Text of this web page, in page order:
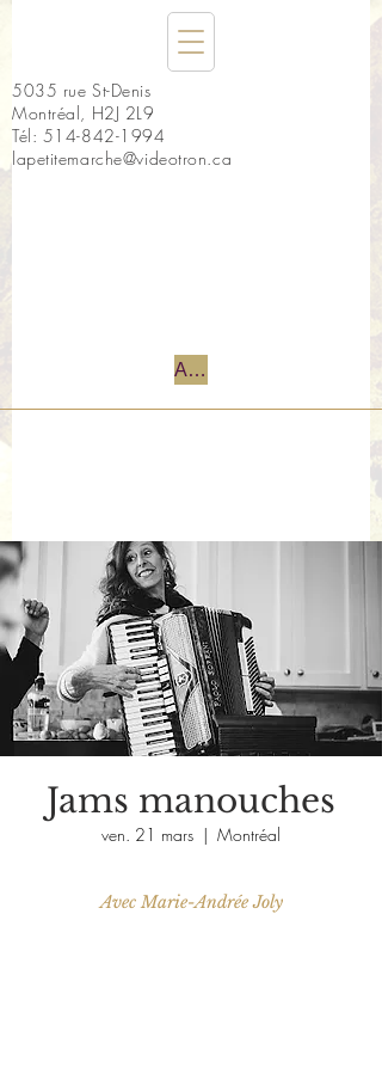
5035 rue St-Denis
Montréal, H2J 2L9
Tél: 514-842-1994
lapetitemarche@videotron.ca
Accueil
Jams manouches
ven. 21 mars
  |
Montréal
Avec Marie-Andrée Joly